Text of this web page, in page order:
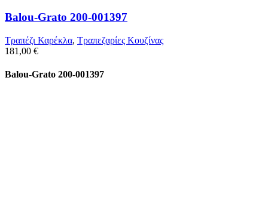
Balou-Grato 200-001397
Τραπέζι Καρέκλα, Τραπεζαρίες Κουζίνας
181,00 €
Balou-Grato 200-001397